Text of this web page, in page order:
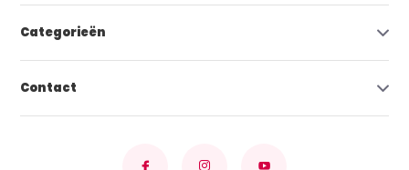
Categorieën
Contact